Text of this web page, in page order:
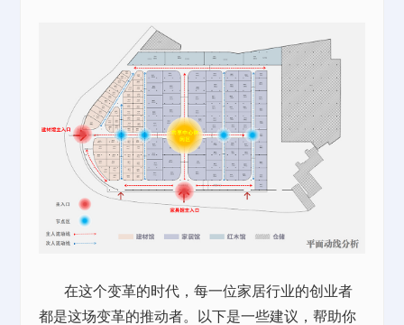
在这个变革的时代，每一位家居行业的创业者
都是这场变革的推动者。以下是一些建议，帮助你